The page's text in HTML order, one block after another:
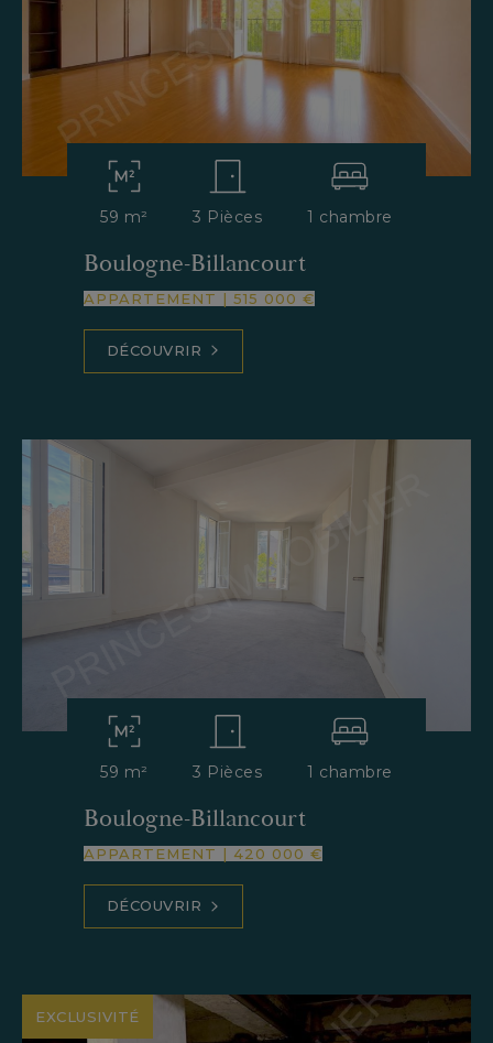
59 m² 3 Pièces 1 chambre
Boulogne-Billancourt
APPARTEMENT | 515 000 €
DÉCOUVRIR
59 m² 3 Pièces 1 chambre
Boulogne-Billancourt
APPARTEMENT | 420 000 €
DÉCOUVRIR
EXCLUSIVITÉ